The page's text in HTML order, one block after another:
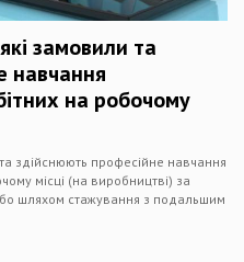
замовили та
навчання
на робочому
здійснюють професійне навчання
місці (на виробництві) за
шляхом стажування з подальшим